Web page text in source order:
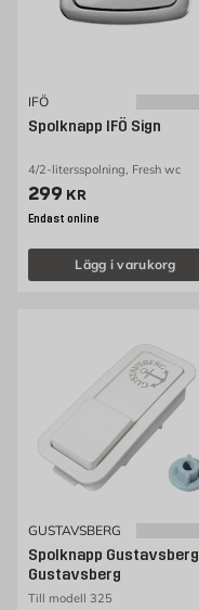
IFÖ
Spolknapp IFÖ Sign
4/2-litersspolning, Fresh wc
Pris 299 kr
299 KR
Endast online
Lägg i varukorg
GUSTAVSBERG
Spolknapp Gustavsberg
Gustavsberg
Till modell 325